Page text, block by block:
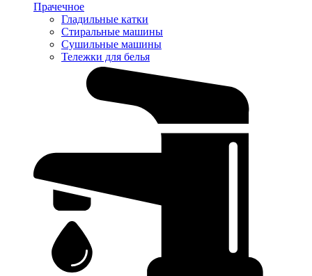
Прачечное
Гладильные катки
Стиральные машины
Сушильные машины
Тележки для белья